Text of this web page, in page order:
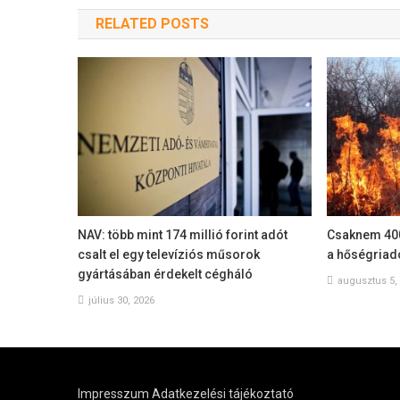
RELATED POSTS
NAV: több mint 174 millió forint adót
csalt el egy televíziós műsorok
gyártásában érdekelt cégháló
július 30, 2026
Csaknem
a
augusztus 5,
Impresszum Adatkezelési tájékoztató